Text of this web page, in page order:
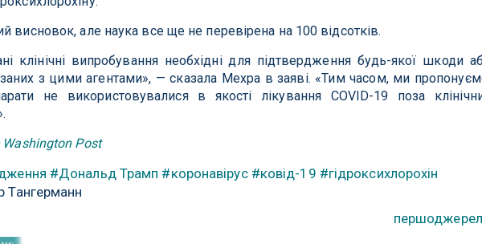
висновок, але наука все ще не перевірена на 100 відсотків.
клінічні випробування необхідні для підтвердження будь-якої шкоди
з цими агентами», — сказала Мехра в заяві. «Тим часом, ми
не використовувалися в якості лікування COVID-19 поза
Washington Post
#Дональд Трамп #коронавірус #ковід-19 #гідроксихлорохін
Тангерманн